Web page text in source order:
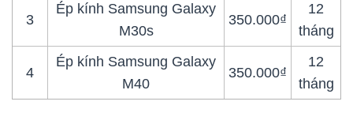
3
Ép kính Samsung Galaxy
M30s
350.000₫
12
tháng
4
Ép kính Samsung Galaxy
M40
350.000₫
12
tháng